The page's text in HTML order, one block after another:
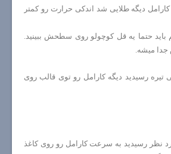
کارامل دیگه طلایی شد اندکی حرارت رو کمتر
باید حتما یه قل کوچولو روی سطحش ببینید.
جدا میشه.
تیره رسیدید دیگه کارامل رو توی قالب روی
نظر رسیدید به سرعت کارامل رو روی کاغذ